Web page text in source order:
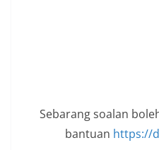
Sebarang soalan
bantuan https://